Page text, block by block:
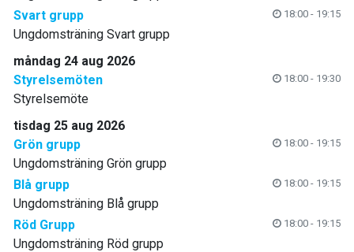
Svart grupp
18:00 - 19:15
Ungdomsträning Svart grupp
måndag 24 aug 2026
Styrelsemöten
18:00 - 19:30
Styrelsemöte
tisdag 25 aug 2026
Grön grupp
18:00 - 19:15
Ungdomsträning Grön grupp
Blå grupp
18:00 - 19:15
Ungdomsträning Blå grupp
Röd Grupp
18:00 - 19:15
Ungdomsträning Röd grupp